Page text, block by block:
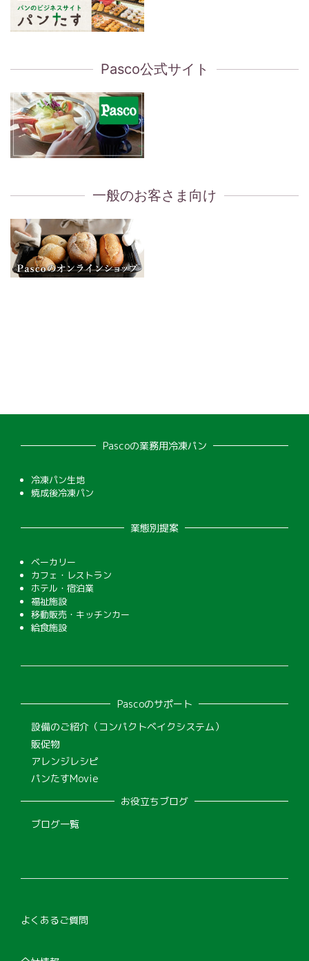
Pasco公式サイト
一般のお客さま向け
Pascoの業務用冷凍パン
冷凍パン生地
焼成後冷凍パン
業態別提案
ベーカリー
カフェ・レストラン
ホテル・宿泊業
福祉施設
移動販売・キッチンカー
給食施設
Pascoのサポート
設備のご紹介（コンパクトベイクシステム）
販促物
アレンジレシピ
パンたすMovie
お役立ちブログ
ブログ一覧
よくあるご質問